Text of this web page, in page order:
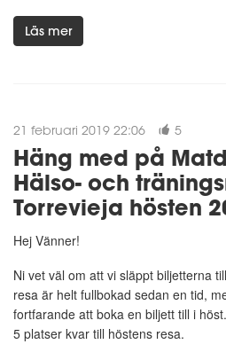
Läs mer
21 februari 2019 22:06 5
Häng med på
Hälso- och
Torrevieja hösten
Hej Vänner!
Ni vet väl om att vi släppt biljetterna
resa är helt fullbokad sedan en tid,
fortfarande att boka en biljett till i
5 platser kvar till höstens resa.